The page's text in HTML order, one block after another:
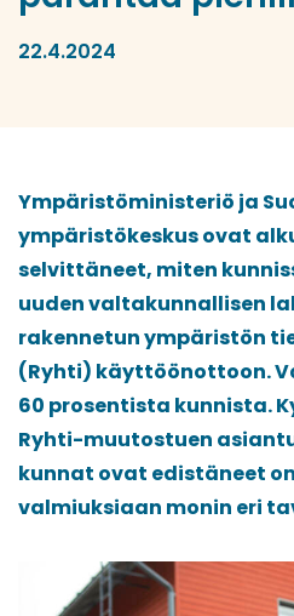
22.4.2024
Ympäristöministeriö ja
ympäristökeskus ovat
selvittäneet, miten
uuden valtakunnallisen
rakennetun ympäristön
(Ryhti) käyttöönottoon.
60 prosentista kunnista.
Ryhti-muutostuen
kunnat ovat edistäneet
valmiuksiaan monin eri